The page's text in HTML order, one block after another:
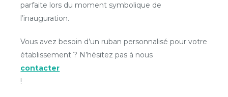
parfaite lors du moment symbolique de
l’inauguration.
Vous avez besoin d’un ruban personnalisé pour votre
établissement ? N’hésitez pas à nous
contacter
!